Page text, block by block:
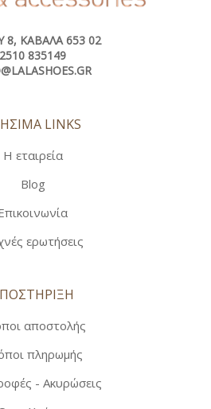
8, ΚΑΒΆΛΑ 653 02
2510 835149
LINKS
Η εταιρεία
Blog
ερωτήσεις
αποστολής
πληρωμής
- Ακυρώσεις